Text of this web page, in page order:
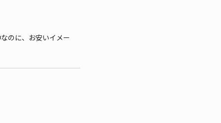
のに、お安いイメー